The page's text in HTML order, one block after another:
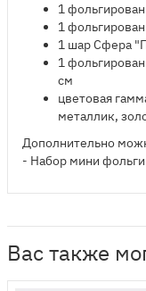
1
1
1 шар Сфера
1
см
цветовая
металлик,
Дополнительно
- Набор мини
Вас также